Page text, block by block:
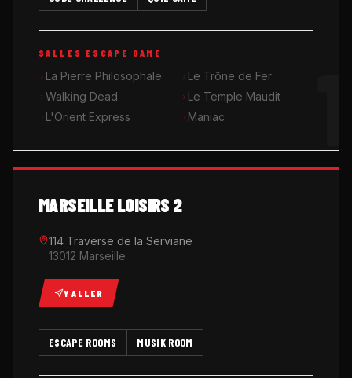
MUSIK ROOM KARAOKÉ
QUIZ GAME
SALLES ESCAPE GAME
La Pierre Philosophale
Le Trône de Fer
Walking Dead
Le Temple Maudit
L'Orient Express
Maniac
MARSEILLE LOISIRS 2
114 Traverse de la Serviane
13012 Marseille
Y ALLER
ESCAPE ROOMS MUSIK ROOM